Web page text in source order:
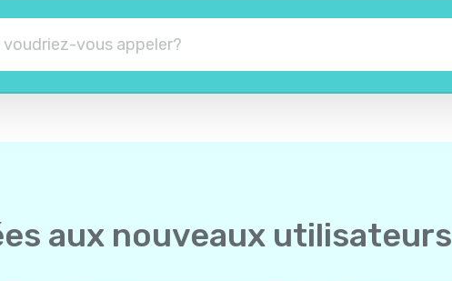
aux nouveaux utilisateurs